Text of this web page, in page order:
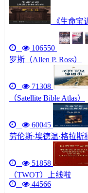
《生命
106550
罗斯（Allen P. Ross）
71308
（Satellite Bible Atlas）
60045
劳伦斯·埃德温·格拉斯
51858
（TWOT）上线啦
44566